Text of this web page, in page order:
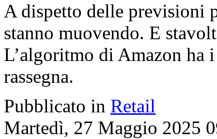
A dispetto delle previsioni
stanno muovendo. E
L’algoritmo di Amazon
rassegna.
Pubblicato in Retail
Martedì, 27 Maggio 2025